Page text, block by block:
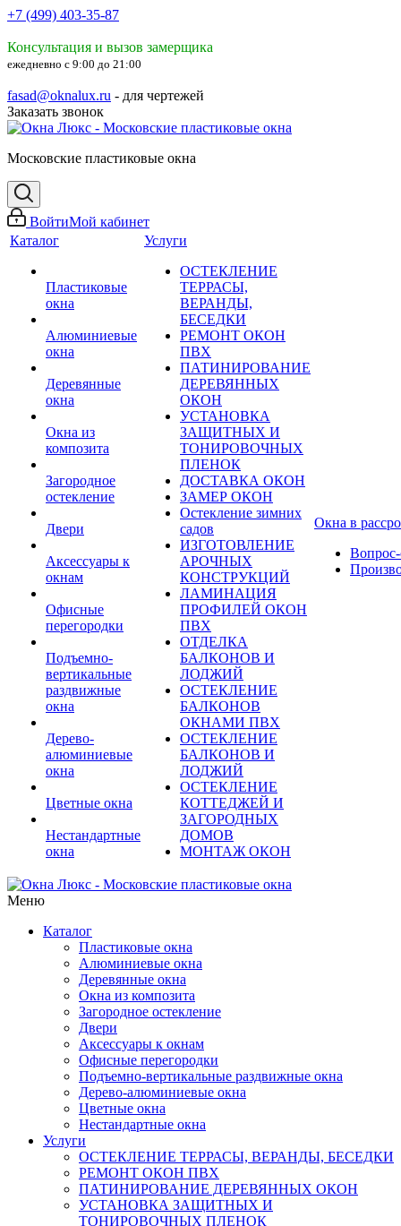
+7 (499) 403-35-87
Консультация и вызов замерщика
ежедневно с 9:00 до 21:00
fasad@oknalux.ru - для чертежей
Заказать звонок
Московские пластиковые окна
ВойтиМой кабинет
Каталог
Пластиковые
окна
Алюминиевые
окна
Деревянные
окна
Окна из
композита
Загородное
остекление
Двери
Аксессуары к
окнам
Офисные
перегородки
Подъемно-
вертикальные
раздвижные
окна
Дерево-
алюминиевые
окна
Цветные окна
Нестандартные
окна
Услуги
ОСТЕКЛЕНИЕ
ТЕРРАСЫ,
ВЕРАНДЫ,
БЕСЕДКИ
РЕМОНТ ОКОН
ПВХ
ПАТИНИРОВАНИЕ
ДЕРЕВЯННЫХ
ОКОН
УСТАНОВКА
ЗАЩИТНЫХ И
ТОНИРОВОЧНЫХ
ПЛЕНОК
ДОСТАВКА ОКОН
ЗАМЕР ОКОН
Остекление зимних
садов
ИЗГОТОВЛЕНИЕ
АРОЧНЫХ
КОНСТРУКЦИЙ
ЛАМИНАЦИЯ
ПРОФИЛЕЙ ОКОН
ПВХ
ОТДЕЛКА
БАЛКОНОВ И
ЛОДЖИЙ
ОСТЕКЛЕНИЕ
БАЛКОНОВ
ОКНАМИ ПВХ
ОСТЕКЛЕНИЕ
БАЛКОНОВ И
ЛОДЖИЙ
ОСТЕКЛЕНИЕ
КОТТЕДЖЕЙ И
ЗАГОРОДНЫХ
ДОМОВ
МОНТАЖ ОКОН
Окна в
Вопрос-
Меню
Каталог
Пластиковые окна
Алюминиевые окна
Деревянные окна
Окна из композита
Загородное остекление
Двери
Аксессуары к окнам
Офисные перегородки
Подъемно-вертикальные раздвижные окна
Дерево-алюминиевые окна
Цветные окна
Нестандартные окна
Услуги
ОСТЕКЛЕНИЕ ТЕРРАСЫ, ВЕРАНДЫ, БЕСЕДКИ
РЕМОНТ ОКОН ПВХ
ПАТИНИРОВАНИЕ ДЕРЕВЯННЫХ ОКОН
УСТАНОВКА ЗАЩИТНЫХ И
ТОНИРОВОЧНЫХ ПЛЕНОК